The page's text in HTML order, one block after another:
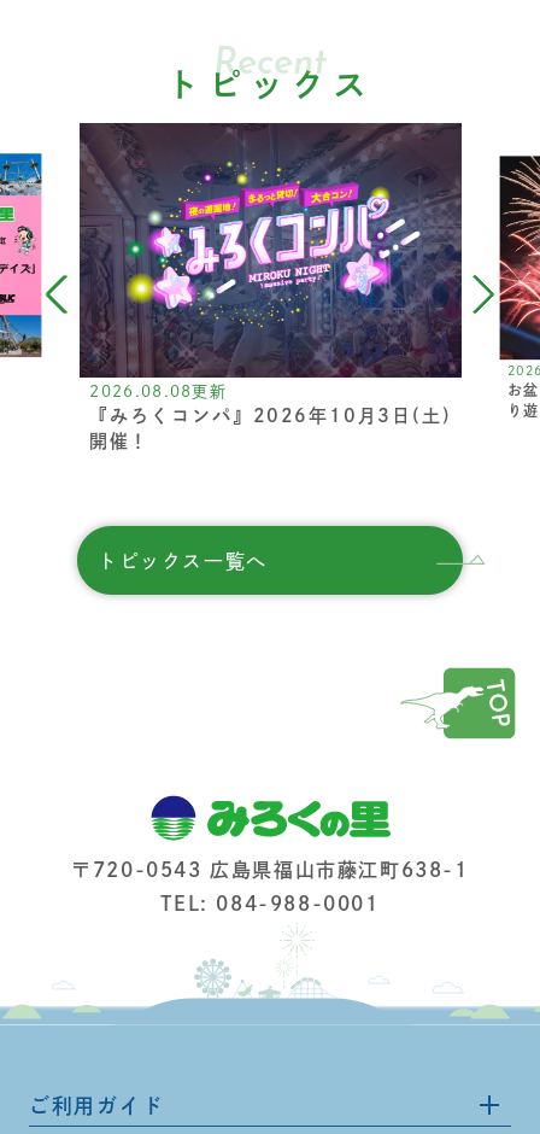
Recent
トピックス
2026.08.08更新
『みろくコンパ』2026年10月3日(土)
開催！
お
り
トピックス一覧へ
〒720-0543 広島県福山市藤江町638-1
TEL: 084-988-0001
ご利用ガイド